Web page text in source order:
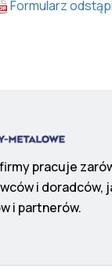
Formularz
pracuje
i doradców,
i partnerów.